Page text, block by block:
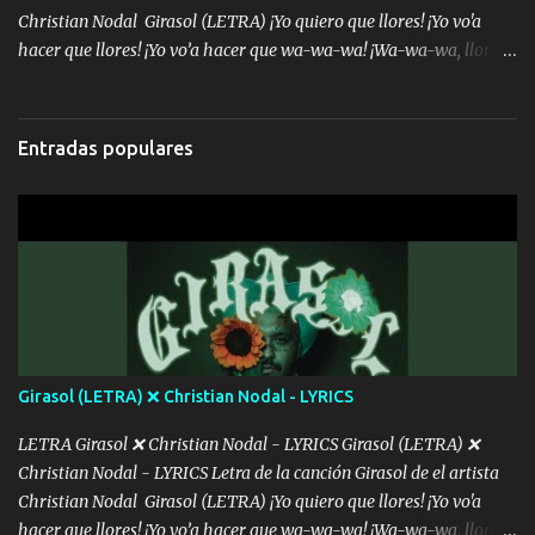
Christian Nodal Girasol (LETRA) ¡Yo quiero que llores! ¡Yo vo'a
hacer que llores! ¡Yo vo’a hacer que wa-wa-wa! ¡Wa-wa-wa, llores!
cada que intentas cantar Cada que intentas rapear, cada que
intentas rimar Pobre payaso que usa a todo el mundo pa' conectar
con la gente Dices "Latino Gang" pero pisas a to'a tu gente Pa’ dar
menos se prudente Hoy me sabe a mierda, traigo un Balvin en los
dientes Por falta de empatía le toca ser resiliente ¿Acaso eres
consciente de los followers que mueves? Parcerito, abre los ojos y
ve el poder que tienes Otro chiste malo son los nombres de tus
álbum's "José, vibras colores con la energía del diablo " ¿Si ...
Entradas populares
Girasol (LETRA) ❌ Christian Nodal - LYRICS
LETRA Girasol ❌ Christian Nodal - LYRICS Girasol (LETRA) ❌
Christian Nodal - LYRICS Letra de la canción Girasol de el artista
Christian Nodal Girasol (LETRA) ¡Yo quiero que llores! ¡Yo vo'a
hacer que llores! ¡Yo vo’a hacer que wa-wa-wa! ¡Wa-wa-wa, llores!